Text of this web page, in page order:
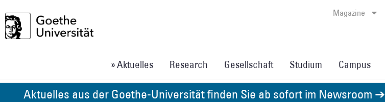
Magazine
» Aktuelles Research Gesellschaft Studium Campus
Aktuelles aus der Goethe-Universität finden Sie ab sofort im Newsroom ➔